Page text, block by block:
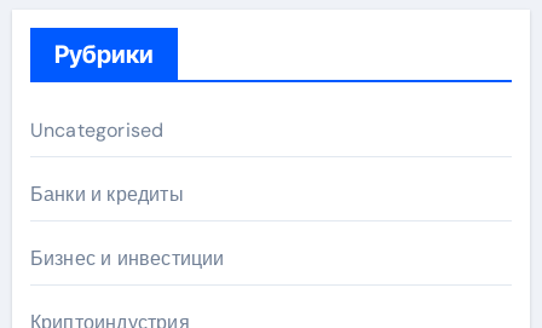
Рубрики
Uncategorised
Банки и кредиты
Бизнес и инвестиции
Криптоиндустрия